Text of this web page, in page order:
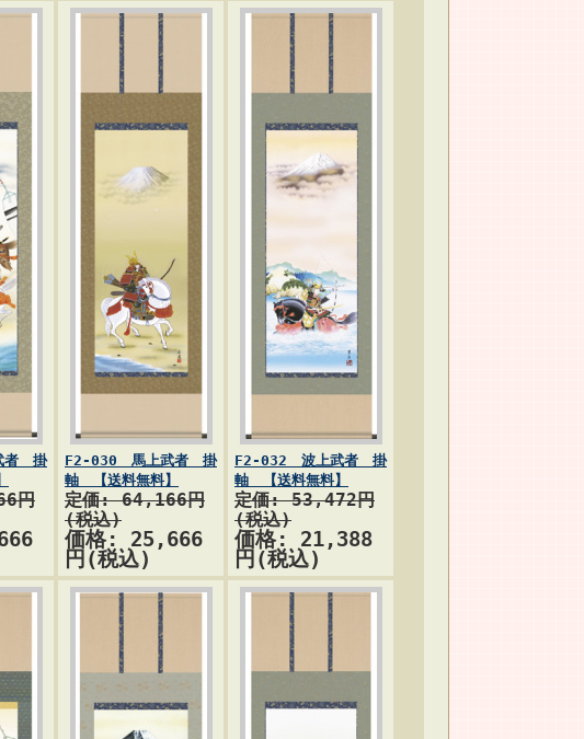
者 掛
円
F2-030 馬上武者 掛
軸 【送料無料】
定価: 64,166円
(税込)
価格: 25,666
円(税込)
F2-032 波上武者 掛
軸 【送料無料】
定価: 53,472円
(税込)
価格: 21,388
円(税込)